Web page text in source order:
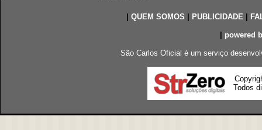
QUEM SOMOS PUBLICIDADE|
powered
São Carlos Oficial é um serviço
Todos